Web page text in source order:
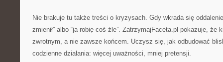
Nie brakuje tu także treści o kryzysach. Gdy wkrada się
zmienił” albo “ja robię coś źle”. ZatrzymajFaceta.pl pokazuje, że
zwrotnym, a nie zawsze końcem. Uczysz się, jak odbudować
codzienne działania: więcej uważności, mniej pretensji.